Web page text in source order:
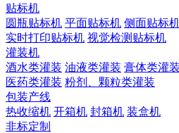
贴标机
圆瓶贴标机 平面贴标机 侧面贴标
实时打印贴标机 视觉检测贴标机
灌装机
酒水类灌装 油液类灌装 膏体类灌装
医药类灌装 粉剂、颗粒类灌装
包装产线
热收缩机 开箱机 封箱机 装盒机
非标定制